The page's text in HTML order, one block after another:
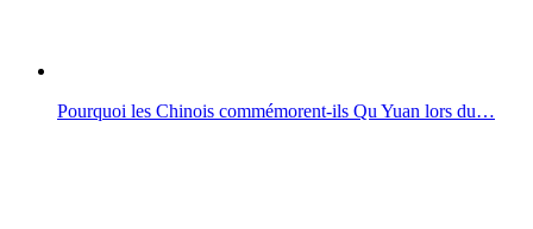
Pourquoi les Chinois commémorent-ils Qu Yuan lors du…